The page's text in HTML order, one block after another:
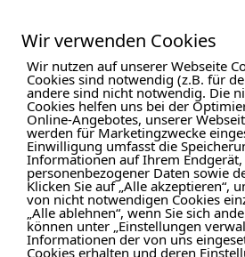
Imagefotos für ein
Catering Unternehmen
08/11/2016
In "Businessfotos"
Perfect”
01/02/
In
DIY Backdrop
10/01/2017
In "Fototips"
Wir verwenden Cookies
Wir nutzen auf unserer Webseite
Cookies sind notwendig (z.B. für
andere sind nicht notwendig. Die
Cookies helfen uns bei der
Online-Angebotes, unserer
werden für Marketingzwecke
Einwilligung umfasst die
Informationen auf Ihrem Endgerät,
personenbezogener Daten sowie
Klicken Sie auf „Alle akzeptieren“,
von nicht notwendigen Cookies
„Alle ablehnen“, wenn Sie sich
können unter „Einstellungen
Informationen der von uns
Cookies erhalten und deren